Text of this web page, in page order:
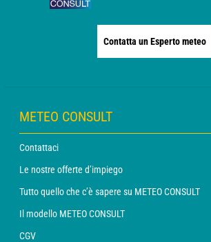
Contatta un Esperto meteo
METEO CONSULT
Contattaci
Le nostre offerte d’impiego
Tutto quello che c’è sapere su METEO CONSULT
Il modello METEO CONSULT
CGV